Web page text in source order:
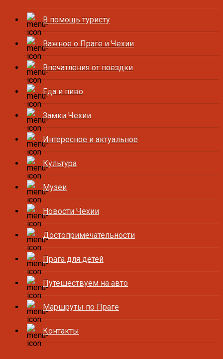
В помощь туристу
Важное о Праге и Чехии
Впечатления от поездки
Еда и пиво
Замки Чехии
Интересное и актуальное
Культура
Музеи
Новости Чехии
Достопримечательности
Прага для детей
Путешествуем на авто
Маршруты по Праге
Контакты